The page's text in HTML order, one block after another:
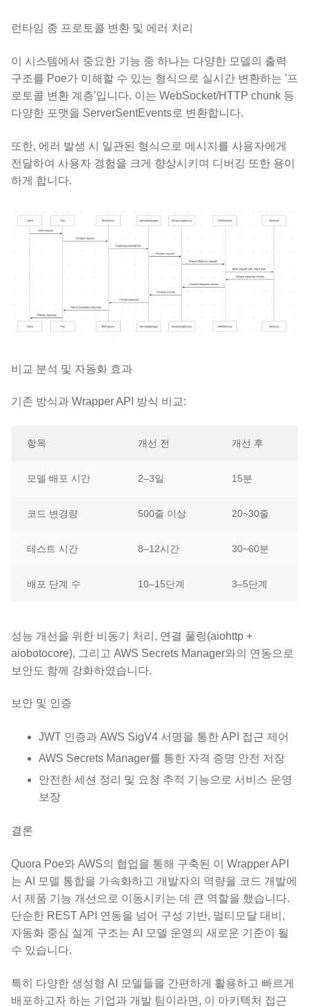
런타임 중 프로토콜 변환 및 에러 처리
이 시스템에서 중요한 기능 중 하나는 다양한 모델의 출력
구조를 Poe가 이해할 수 있는 형식으로 실시간 변환하는 '프
로토콜 변환 계층'입니다. 이는 WebSocket/HTTP chunk 등
다양한 포맷을 ServerSentEvents로 변환합니다.
또한, 에러 발생 시 일관된 형식으로 메시지를 사용자에게
전달하여 사용자 경험을 크게 향상시키며 디버깅 또한 용이
하게 합니다.
비교 분석 및 자동화 효과
기존 방식과 Wrapper API 방식 비교:
항목 개선 전 개선 후
모델 배포 시간 2–3일 15분
코드 변경량 500줄 이상 20~30줄
테스트 시간 8–12시간 30~60분
배포 단계 수 10–15단계 3–5단계
성능 개선을 위한 비동기 처리, 연결 풀링(aiohttp +
aiobotocore), 그리고 AWS Secrets Manager와의 연동으로
보안도 함께 강화하였습니다.
보안 및 인증
JWT 인증과 AWS SigV4 서명을 통한 API 접근 제어
AWS Secrets Manager를 통한 자격 증명 안전 저장
안전한 세션 정리 및 요청 추적 기능으로 서비스 운영
보장
결론
Quora Poe와 AWS의 협업을 통해 구축된 이 Wrapper API
는 AI 모델 통합을 가속화하고 개발자의 역량을 코드 개발에
서 제품 기능 개선으로 이동시키는 데 큰 역할을 했습니다.
단순한 REST API 연동을 넘어 구성 기반, 멀티모달 대비,
자동화 중심 설계 구조는 AI 모델 운영의 새로운 기준이 될
수 있습니다.
특히 다양한 생성형 AI 모델들을 간편하게 활용하고 빠르게
배포하고자 하는 기업과 개발 팀이라면, 이 아키텍처 접근